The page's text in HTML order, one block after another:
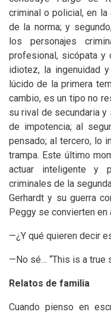
criminal o policial, en la
de la norma; y
los personajes
profesional, sicópata y
idiotez, la ingenuidad
lúcido de la primera
cambio, es un tipo no
su rival de secundaria y
de impotencia; al
pensado; al tercero, lo
trampa. Este último
actuar inteligente y
criminales de la
Gerhardt y su guerra
Peggy se convierten en
—¿Y qué quieren decir
—No sé… “This is a true
Relatos de familia
Cuando pienso en